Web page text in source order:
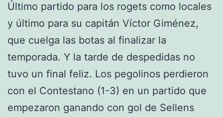
Último partido para los rogets como locales
y último para su capitán Víctor Giménez,
que cuelga las botas al finalizar la
temporada. Y la tarde de despedidas no
tuvo un final feliz. Los pegolinos perdieron
con el Contestano (1-3) en un partido que
empezaron ganando con gol de Sellens